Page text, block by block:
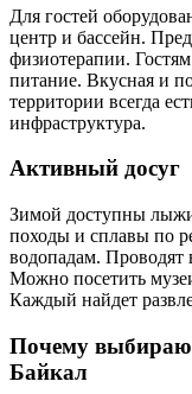
Для гостей
центр и бассейн.
физиотерапии.
питание. Вкусная и
территории всегда
инфраструктура.
Активный досуг
Зимой доступны
походы и сплавы по
водопадам. Проводят
Можно посетить
Каждый найдет
Почему
Байкал